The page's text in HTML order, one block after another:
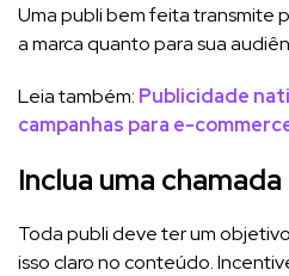
Uma publi bem feita transmite
a marca quanto para sua
Leia também: Publicidade
campanhas para e-
Inclua uma
Toda publi deve ter um
isso claro no conteúdo.